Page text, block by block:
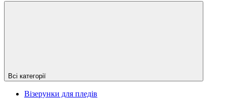
Всі категорії
Візерунки для пледів